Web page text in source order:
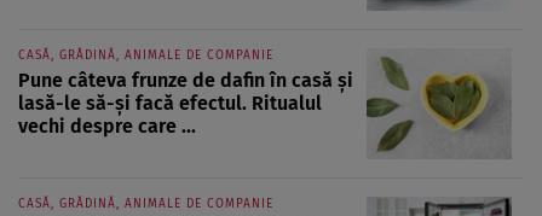
CASĂ, GRĂDINĂ, ANIMALE DE COMPANIE
Pune câteva frunze de dafin în casă și
lasă-le să-și facă efectul. Ritualul
vechi despre care ...
CASĂ, GRĂDINĂ, ANIMALE DE COMPANIE